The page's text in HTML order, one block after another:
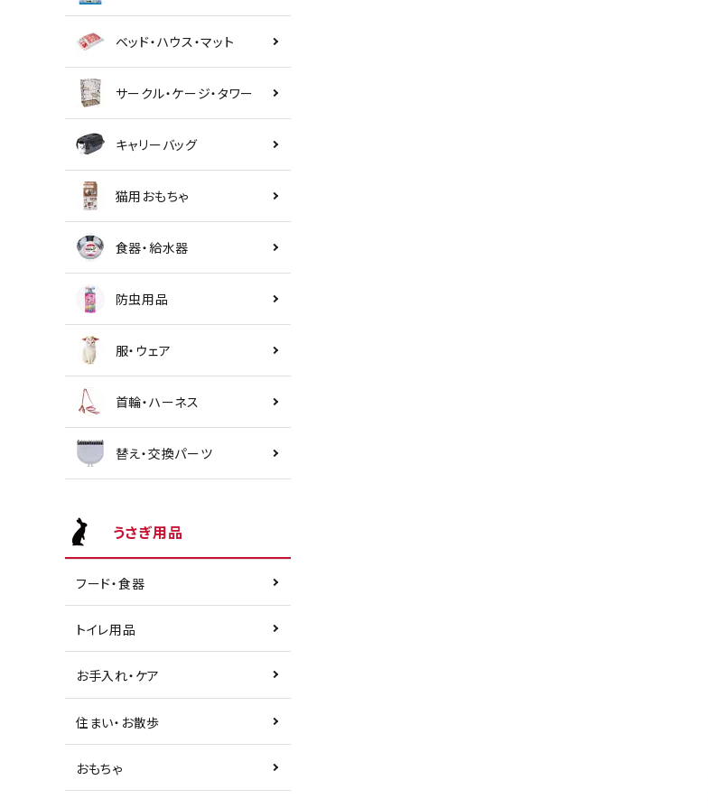
ベッド・ハウス・マット
サークル・ケージ・タワー
キャリーバッグ
猫用おもちゃ
食器・給水器
防虫用品
服・ウェア
首輪・ハーネス
替え・交換パーツ
うさぎ用品
フード・食器
トイレ用品
お手入れ・ケア
住まい・お散歩
おもちゃ